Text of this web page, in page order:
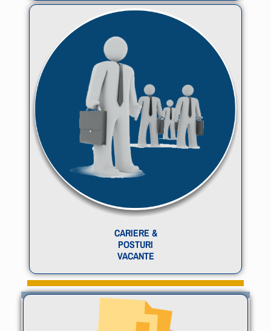
CARIERE &
POSTURI
VACANTE